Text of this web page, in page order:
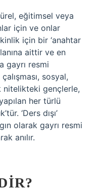
eğitimsel veya
için ve onlar
için bir ‘anahtar
aittir ve en
gayrı resmi
sosyal,
gençlerle,
her türlü
‘Ders dışı’
olarak gayrı resmi
anılır.